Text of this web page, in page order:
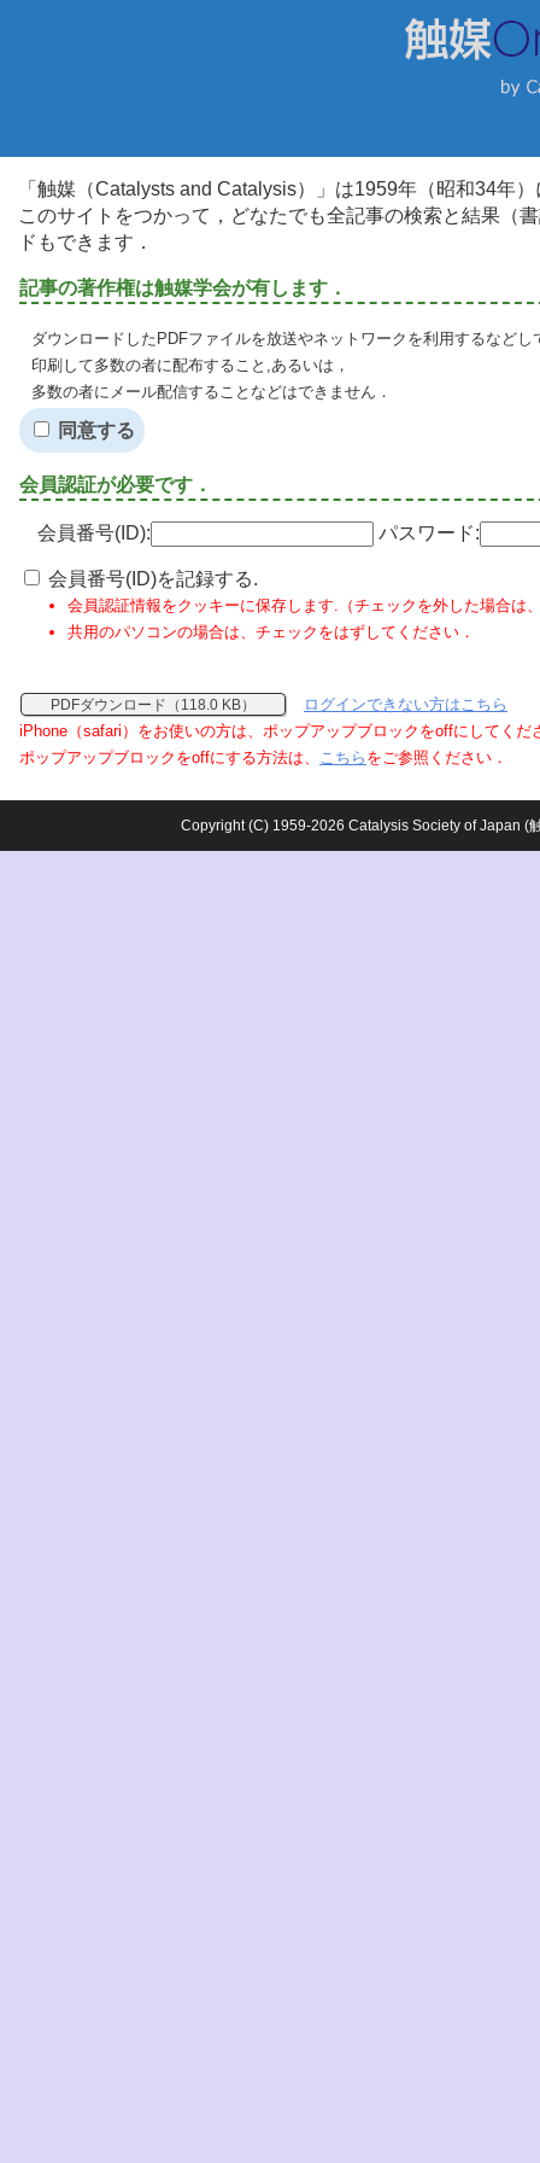
「触媒（Catalysts and Catalysis）」は1959年（昭和34年
このサイトをつかって，どなたでも全記事の検索と結果（
ドもできます．
記事の著作権は触媒学会が有します．
ダウンロードしたPDFファイルを放送やネットワークを利用するなど
印刷して多数の者に配布すること,あるいは，
多数の者にメール配信することなどはできません．
同意する
会員認証が必要です．
会員番号(ID): パスワード:
会員番号(ID)を記録する.
会員認証情報をクッキーに保存します.（チェックを外した場合は
共用のパソコンの場合は、チェックをはずしてください．
PDFダウンロード（118.0 KB）
ログインできない方はこちら
iPhone（safari）をお使いの方は、ポップアップブロックをoffにしてくだ
ポップアップブロックをoffにする方法は、 こちら をご参照ください．
Copyright (C) 1959-2026 Catalysis Society of Japan (